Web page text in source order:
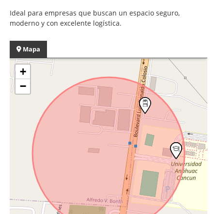
Ideal para empresas que buscan un espacio seguro,
moderno y con excelente logística.
Mapa
+
−